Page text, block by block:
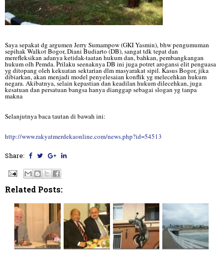
Saya sepakat dg argumen Jerry Sumampow (GKI Yasmin), bhw pengumuman
sepihak Walkot Bogor, Diani Budiarto (DB), sangat tdk tepat dan
merefleksikan adanya ketidak-taatan hukum dan, bahkan, pembangkangan
hukum olh Pemda. Prilaku seenaknya DB ini juga potret arogansi elit penguasa
yg ditopang oleh kekuatan sektarian dlm masyarakat sipil. Kasus Bogor, jika
dibiarkan, akan menjadi model penyelesaian konflik yg melecehkan hukum
negara. Akibatnya, selain kepastian dan keadilan hukum dilecehkan, juga
kesatuan dan persatuan bangsa hanya dianggap sebagai slogan yg tanpa
makna
Selanjutnya baca tautan di bawah ini:
http://www.rakyatmerdekaonline.com/news.php?id=54513
Share:
Related Posts: